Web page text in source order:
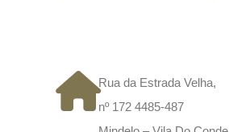
Rua da Estrada Velha,
nº 172 4485-487